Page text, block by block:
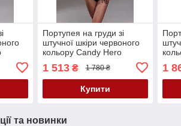
Портупея на груди зі
штучної шкіри червоного
кольору Candy Hero
1 513₴ 1 780 ₴
Купити
1
та новинки